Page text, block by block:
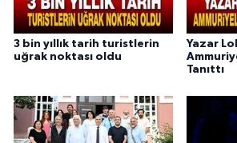
3 bin yıllık tarih turistlerin
uğrak noktası oldu
Yazar
Tanıttı